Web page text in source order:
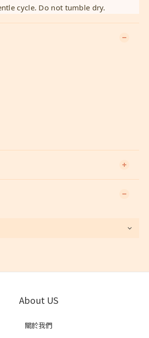
cycle. Do not tumble dry.
About US
關於我們